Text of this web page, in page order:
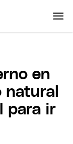
en
natural
para ir